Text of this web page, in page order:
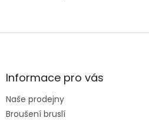
Z
aInformace pro vás
Naše prodejny
Broušení bruslí